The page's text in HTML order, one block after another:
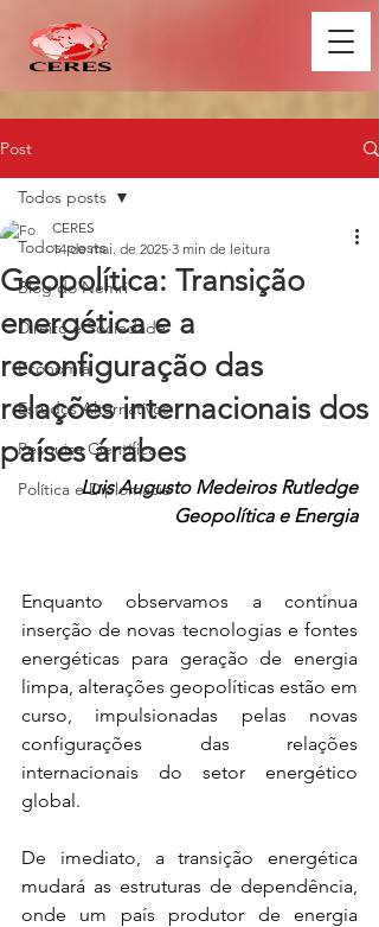
Post
Todos posts
Blog do Nemri
Direito e Sociedade
Economia
Estudos Alternativos
Pesquisa Científica
Política e Diplomacia
Todos posts
Geopolítica: Transição
energética e a
reconfiguração das
relações internacionais dos
países árabes
CERES
14 de mai. de 2025 3 min de leitura
Luis Augusto Medeiros Rutledge
Geopolítica e Energia
Enquanto observamos a contínua
inserção de novas tecnologias e fontes
energéticas para geração de energia
limpa, alterações geopolíticas estão em
curso, impulsionadas pelas novas
configurações das relações
internacionais do setor energético
global.
De imediato, a transição energética
mudará as estruturas de dependência,
onde um país produtor de energia